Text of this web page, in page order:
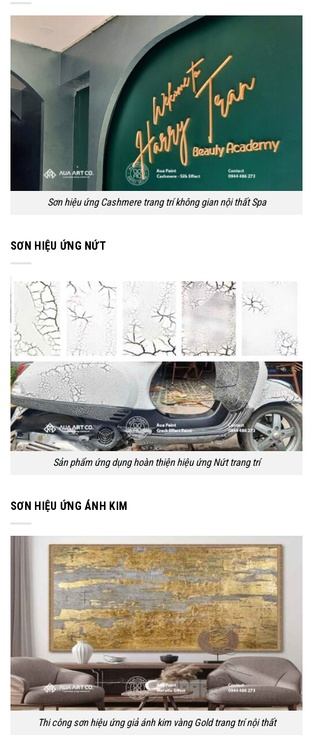
Sơn hiệu ứng Cashmere trang trí không gian nội thất Spa
SƠN HIỆU ỨNG NỨT
Sản phẩm ứng dụng hoàn thiện hiệu ứng Nứt trang trí
SƠN HIỆU ỨNG ÁNH KIM
Thi công sơn hiệu ứng giả ánh kim vàng Gold trang trí nội thất